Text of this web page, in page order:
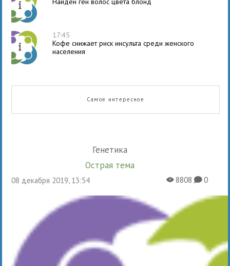
17:45
Кофе снижает риск инсульта среди женского
населения
Самое интересное
Генетика
Острая тема
08 декабря 2019, 13:54 X8808K0